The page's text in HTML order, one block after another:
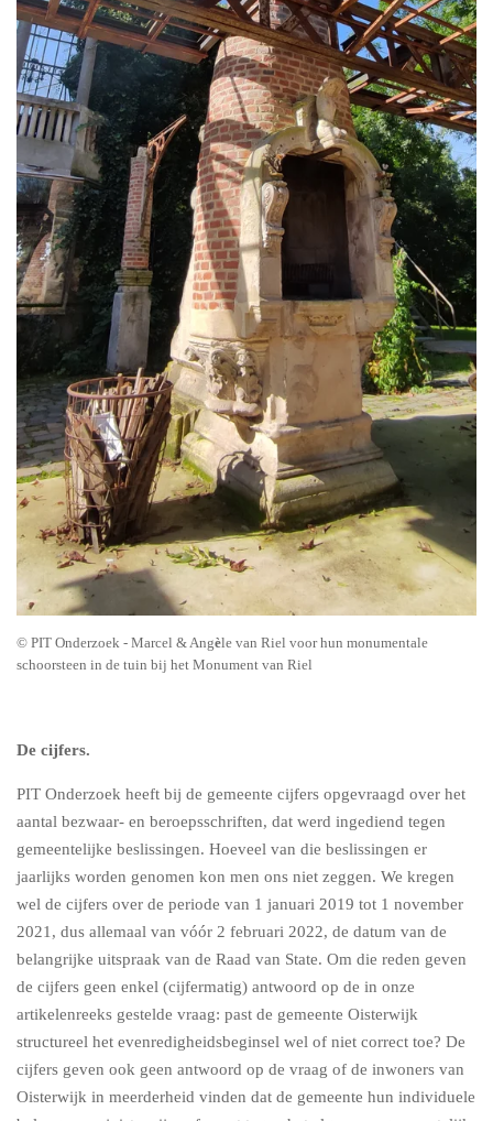
© PIT Onderzoek - Marcel & Angèle van Riel voor hun monumentale
schoorsteen in de tuin bij het Monument van Riel
De cijfers.
PIT Onderzoek heeft bij de gemeente cijfers opgevraagd over het
aantal bezwaar- en beroepsschriften, dat werd ingediend tegen
gemeentelijke beslissingen. Hoeveel van die beslissingen er
jaarlijks worden genomen kon men ons niet zeggen. We kregen
wel de cijfers over de periode van 1 januari 2019 tot 1 november
2021, dus allemaal van vóór 2 februari 2022, de datum van de
belangrijke uitspraak van de Raad van State. Om die reden geven
de cijfers geen enkel (cijfermatig) antwoord op de in onze
artikelenreeks gestelde vraag: past de gemeente Oisterwijk
structureel het evenredigheidsbeginsel wel of niet correct toe? De
cijfers geven ook geen antwoord op de vraag of de inwoners van
Oisterwijk in meerderheid vinden dat de gemeente hun individuele